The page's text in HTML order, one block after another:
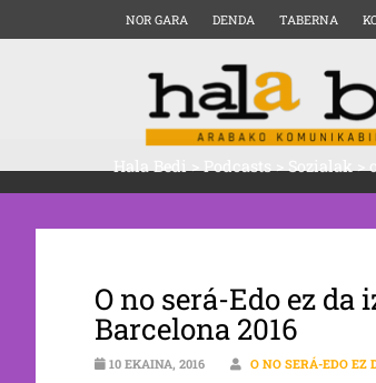
NOR GARA DENDA TABERNA
Hala Bedi>Podcasts>Sozialak>
O no será-Edo ez da
Barcelona 2016
10 EKAINA, 2016 O NO SERÁ-EDO EZ